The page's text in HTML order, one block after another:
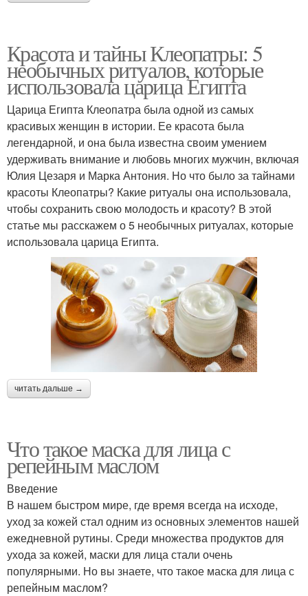
Красота и тайны Клеопатры: 5
необычных ритуалов, которые
использовала царица Египта
Царица Египта Клеопатра была одной из самых
красивых женщин в истории. Ее красота была
легендарной, и она была известна своим умением
удерживать внимание и любовь многих мужчин, включая
Юлия Цезаря и Марка Антония. Но что было за тайнами
красоты Клеопатры? Какие ритуалы она использовала,
чтобы сохранить свою молодость и красоту? В этой
статье мы расскажем о 5 необычных ритуалах, которые
использовала царица Египта.
читать дальше →
Что такое маска для лица с
репейным маслом
Введение
В нашем быстром мире, где время всегда на исходе,
уход за кожей стал одним из основных элементов нашей
ежедневной рутины. Среди множества продуктов для
ухода за кожей, маски для лица стали очень
популярными. Но вы знаете, что такое маска для лица с
репейным маслом?